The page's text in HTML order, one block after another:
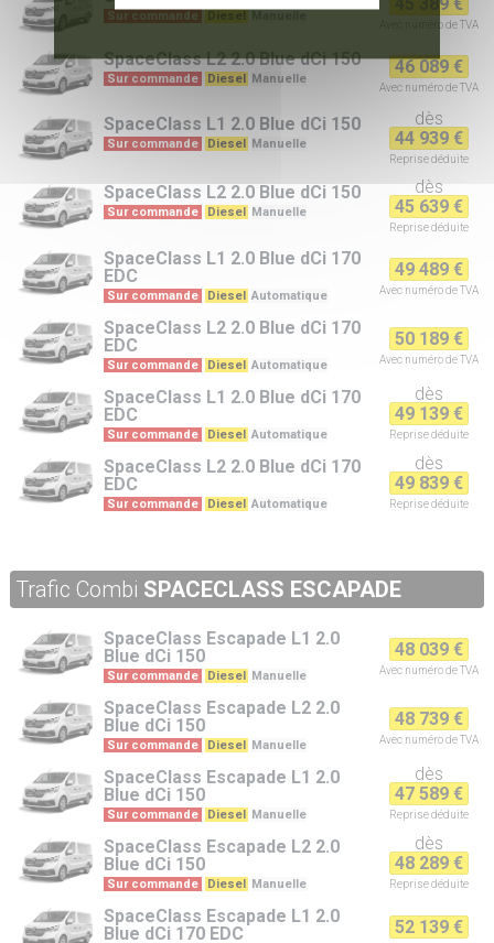
Sur commande Diesel
Avec numéro de TVA
SpaceClass L2 2.0 Blue dCi 150
Sur commande Diesel Manuelle
46 089 €
Avec numéro de TVA
SpaceClass L1 2.0 Blue dCi 150
Sur commande Diesel Manuelle
dès
44 939 €
Reprisedéduite
SpaceClass L2 2.0 Blue dCi 150
Sur commande Diesel Manuelle
dès
45 639 €
Reprisedéduite
SpaceClass L1 2.0 Blue dCi 170
EDC
Sur commande Diesel Automatique
49 489 €
Avec numéro de TVA
SpaceClass L2 2.0 Blue dCi 170
EDC
Sur commande Diesel Automatique
50 189 €
Avec numéro de TVA
SpaceClass L1 2.0 Blue dCi 170
EDC
Sur commande Diesel Automatique
dès
49 139 €
Reprisedéduite
SpaceClass L2 2.0 Blue dCi 170
EDC
Sur commande Diesel Automatique
dès
49 839 €
Reprisedéduite
Trafic Combi SPACECLASS ESCAPADE
SpaceClass Escapade L1 2.0
Blue dCi 150
Sur commande Diesel Manuelle
48 039 €
Avec numéro de TVA
SpaceClass Escapade L2 2.0
Blue dCi 150
Sur commande Diesel Manuelle
48 739 €
Avec numéro de TVA
SpaceClass Escapade L1 2.0
Blue dCi 150
Sur commande Diesel Manuelle
dès
47 589 €
Reprisedéduite
SpaceClass Escapade L2 2.0
Blue dCi 150
Sur commande Diesel Manuelle
dès
48 289 €
Reprisedéduite
SpaceClass Escapade L1 2.0
Blue dCi 170 EDC
52 139 €